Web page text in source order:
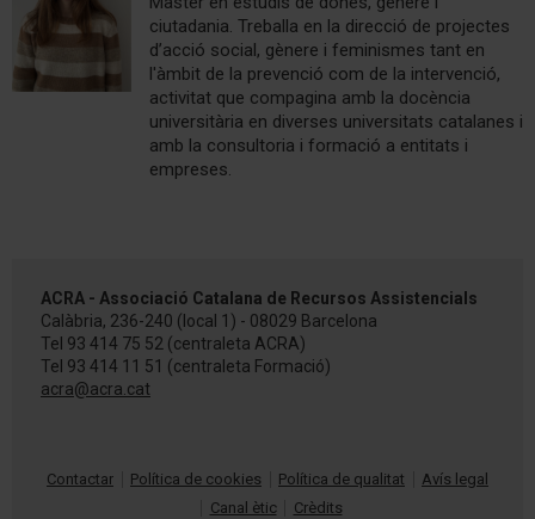
ciutadania. Treballa en la direcció de projectes
d’acció social, gènere i feminismes tant en
l'àmbit de la prevenció com de la intervenció,
activitat que compagina amb la docència
universitària en diverses universitats catalanes i
amb la consultoria i formació a entitats i
empreses.
ACRA - Associació Catalana de Recursos Assistencials
Calàbria, 236-240 (local 1) - 08029 Barcelona
Tel 93 414 75 52 (centraleta ACRA)
Tel 93 414 11 51 (centraleta Formació)
acra@acra.cat
Contactar Política de cookies Política de qualitat
Avís legal
Canal ètic
Crèdits